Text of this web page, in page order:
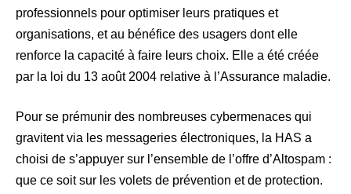
professionnels pour optimiser leurs pratiques et
organisations, et au bénéfice des usagers dont elle
renforce la capacité à faire leurs choix. Elle a été créée
par la loi du 13 août 2004 relative à l’Assurance maladie.
Pour se prémunir des nombreuses cybermenaces qui
gravitent via les messageries électroniques, la HAS a
choisi de s’appuyer sur l’ensemble de l’offre d’Altospam :
que ce soit sur les volets de prévention et de protection.